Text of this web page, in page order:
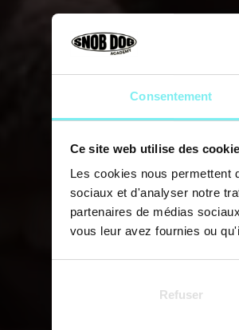
Consentement
Ce site web utilise des
Les cookies nous permettent
sociaux et d'analyser notre
partenaires de médias
vous leur avez fournies ou
Refuser